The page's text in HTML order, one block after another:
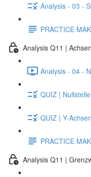
Analysis - 03 -
PRACTICE
Analysis Q11 |
Analysis - 04 -
QUIZ |
QUIZ | Y-
PRACTICE
Analysis Q11 |